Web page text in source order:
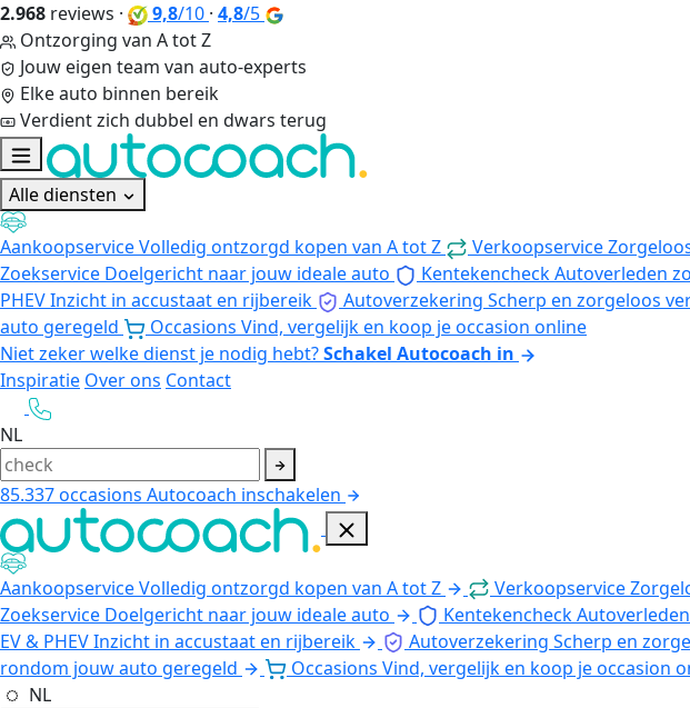
2.968 reviews · 9,8/10 · 4,8/5
Ontzorging van A tot Z
Jouw eigen team van auto-experts
Elke auto binnen bereik
Verdient zich dubbel en dwars terug
Alle diensten
AankoopserviceVolledig ontzorgd kopen van A tot Z Verkoopservice
Zoekservice Doelgericht naar jouw ideale auto KentekencheckAutoverleden
PHEVInzicht in accustaat en rijbereik Autoverzekering Scherp en zorgeloos
auto geregeld
Occasions Vind, vergelijk en koop je occasion online
Niet zeker welke dienst je nodig hebt?Schakel Autocoach in
Inspiratie Over ons Contact
NL
85.337occasions Autocoach inschakelen
AankoopserviceVolledig ontzorgd kopen van A tot Z Verkoopservice
Zoekservice Doelgericht naar jouw ideale auto Kentekencheck
EV & PHEVInzicht in accustaat en rijbereik Autoverzekering Scherp en
rondom jouw auto geregeld
Occasions Vind, vergelijk en koop je occasion
NL